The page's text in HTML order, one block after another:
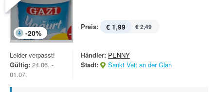
-20%
Preis: € 1,99 € 2,49
Leider verpasst!
Gültig: 24.06. -
01.07.
Händler: PENNY
Stadt:
Sankt Veit an der Glan